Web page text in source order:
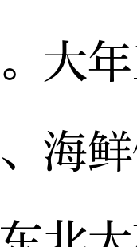
大
海